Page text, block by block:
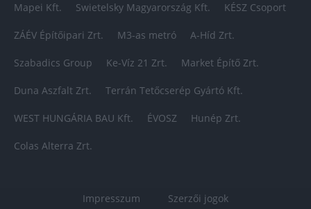
Mapei Kft. Swietelsky Magyarország Kft. KÉSZ Csoport
ZÁÉV Építőipari Zrt. M3-as metró A-Híd Zrt.
Szabadics Group Ke-Víz 21 Zrt. Market Építő Zrt.
Duna Aszfalt Zrt. Terrán Tetőcserép Gyártó Kft.
WEST HUNGÁRIA BAU Kft. ÉVOSZ Hunép Zrt.
Colas Alterra Zrt.
Impresszum
Szerzői jogok